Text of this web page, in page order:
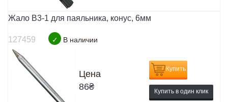
Жало B3-1 для паяльника, конус, 6мм
127459 ✓ В наличии
Цена
86₴
Купить
Купить в один клик